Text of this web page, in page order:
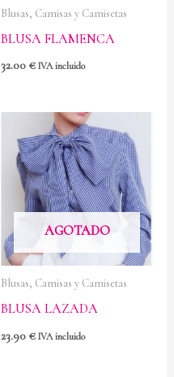
Blusas, Camisas y Camisetas
BLUSA FLAMENCA
32.00 € IVA incluido
AGOTADO
Blusas, Camisas y Camisetas
BLUSA LAZADA
23.90 € IVA incluido